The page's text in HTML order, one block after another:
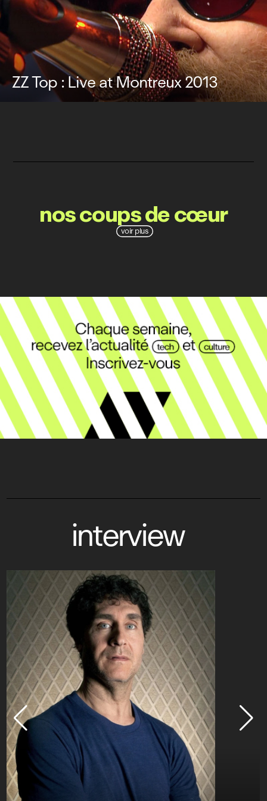
ZZ Top : Live at Montreux 2013
voir plus
nos coups de cœur
interview